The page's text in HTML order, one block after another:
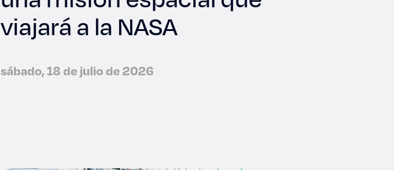
viajará a la NASA
sábado, 18 de julio de 2026